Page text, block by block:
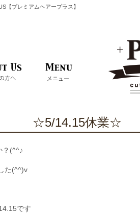
【プレミアムヘアープラス】
☆5/14.15休業☆
？(^^♪
た(^^)v
です